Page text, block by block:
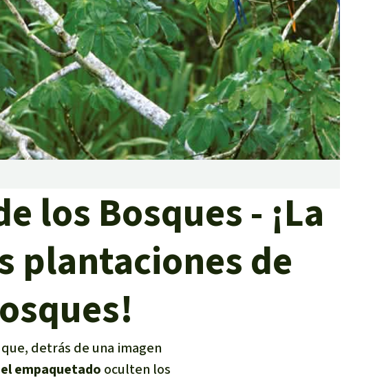
incendios forestales
Donación
los Bosques - ¡La
plantaciones de
detrás de una imagen
empaquetado oculten los